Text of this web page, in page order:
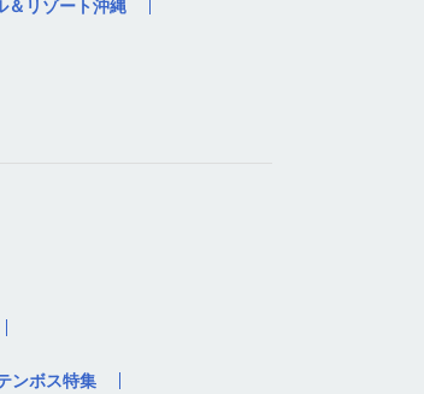
＆リゾート沖縄
ンボス特集